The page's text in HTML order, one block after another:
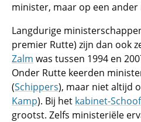
minister, maar op een
Langdurige
premier Rutte) zijn dan ook
Zalm was tussen 1994 en
Onder Rutte keerden
(Schippers), maar niet altijd
Kamp). Bij het kabinet-Schoof
grootst. Zelfs ministeriële